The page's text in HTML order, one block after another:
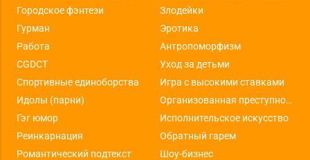
Городское фэнтези
Злодейки
Гурман
Эротика
Работа
Антропоморфизм
CGDCT
Уход за детьми
Спортивные единоборства
Игра с высокими ставками
Идолы (парни)
Организованная преступность
Гэг юмор
Исполнительское искусство
Реинкарнация
Обратный гарем
Романтический подтекст
Шоу-бизнес